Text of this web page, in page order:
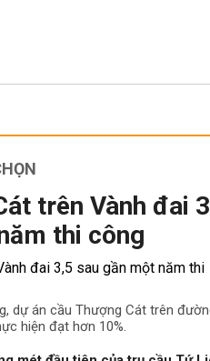
trên Vành đai
thi công
dự án cầu Thượng Cát trên
hiện đạt hơn 10%.